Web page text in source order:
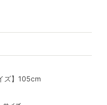
ズ】105cm